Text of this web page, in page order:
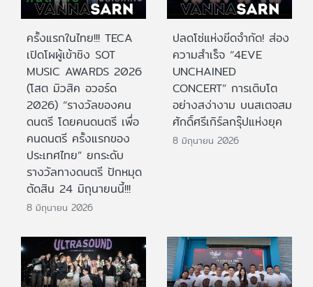
ครั้งแรกในไทย!!! TECA
เปิดโผผู้เข้าชิง SOT
MUSIC AWARDS 2026
(โสต มิวสิค อวอร์ด
2026) “รางวัลของคน
ดนตรี โดยคนดนตรี เพื่อ
คนดนตรี ครั้งแรกของ
ประเทศไทย” ยกระดับ
รางวัลทางดนตรี ปักหมุด
ตัดสิน 24 มิถุนายนนี้!!!
8 มิถุนายน 2026
ปลดโซ่แห่งขีดจำกัด! ส่อง
ความสำเร็จ “4EVE
UNCHAINED
CONCERT” การเติบโต
อย่างสง่างาม บนสเตจสม
ศักดิ์ศรีเกิร์ลกรุ๊ปแห่งยุค
8 มิถุนายน 2026